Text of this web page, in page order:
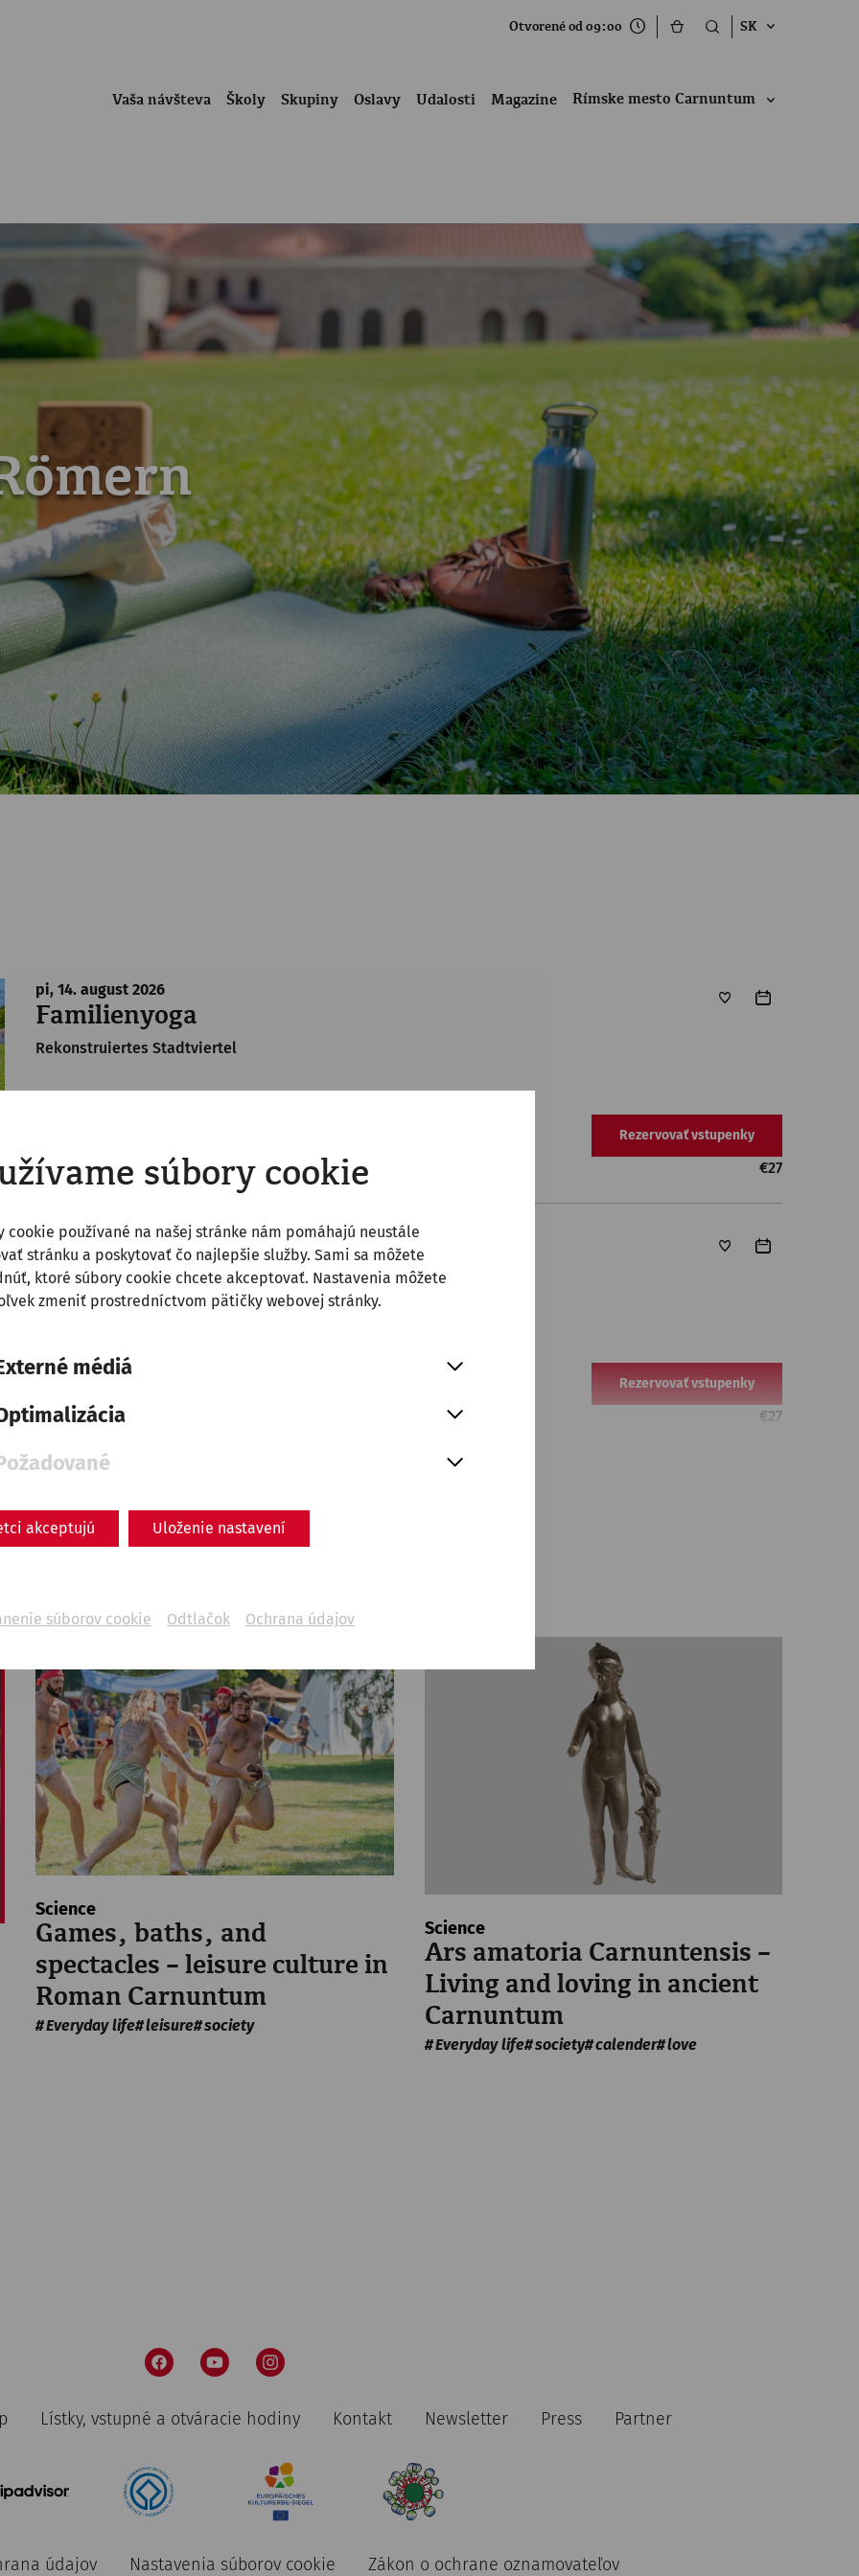
súbory cookie
cookie používané na našej stránke nám pomáhajú neustále
stránku a poskytovať čo najlepšie služby. Sami sa môžete
ktoré súbory cookie chcete akceptovať. Nastavenia môžete
zmeniť prostredníctvom pätičky webovej stránky.
médiá
akceptujú Uloženie nastavení
súborov cookie Odtlačok Ochrana údajov
Otvorené od 09:00 SK
Vaša návšteva Školy Skupiny Oslavy Udalosti Magazine Rímske mesto Carnuntum
pi, 14. august2026
Familienyoga
Rekonstruiertes Stadtviertel
Rezervovať vstupenky
€27
pi, 14. august 2026
After Work Yoga
Rekonstruiertes Stadtviertel
Rezervovať vstupenky
€27
After Work Yoga mit Mulsum und Imbiss
Rekonstruiertes Stadtviertel
pi, 21. august 2026
Yoga bei den Römern mit Classic Frühstück
Rekonstruiertes Stadtviertel
€47
pi, 21. august2026
Yoga bei den Römern mit Vital Frühstück
Rezervovať vstupenky
pi, 28. august2026
Science
Games, baths, and
spectacles – leisure culture in
Roman Carnuntum
Everyday life leisure society
Science
Ars amatoria Carnuntensis –
Living and loving in ancient
Carnuntum
Everyday life society calender love
Lístky, vstupné a otváracie hodiny Kontakt Newsletter Press Partner
údajov Nastavenia súborov cookie Zákon o ochrane oznamovateľov